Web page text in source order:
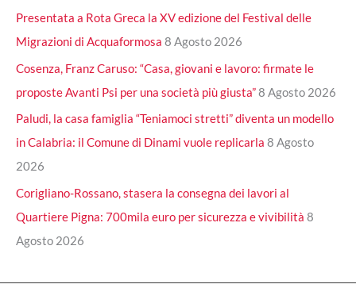
Presentata a Rota Greca la XV edizione del Festival delle
Migrazioni di Acquaformosa 8 Agosto 2026
Cosenza, Franz Caruso: “Casa, giovani e lavoro: firmate le
proposte Avanti Psi per una società più giusta”8 Agosto 2026
Paludi, la casa famiglia “Teniamoci stretti” diventa un modello
in Calabria: il Comune di Dinami vuole replicarla 8 Agosto
2026
Corigliano-Rossano, stasera la consegna dei lavori al
Quartiere Pigna: 700mila euro per sicurezza e vivibilità 8
Agosto 2026